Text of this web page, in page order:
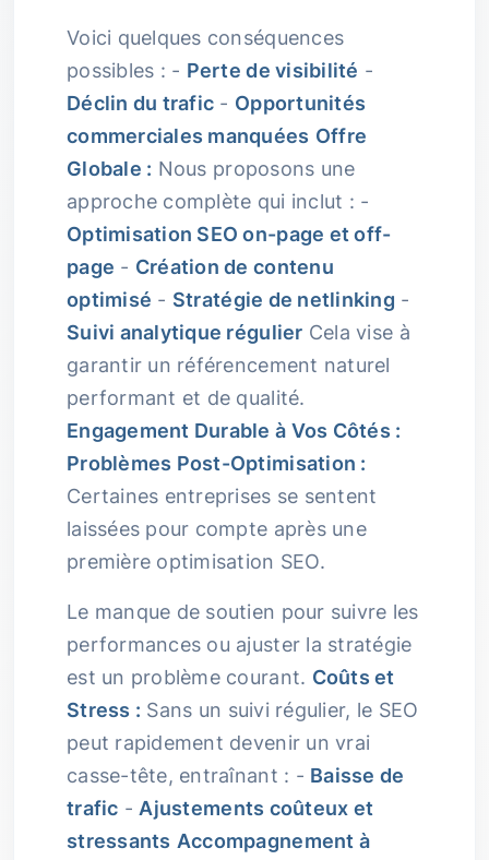
Voici quelques conséquences
possibles : - Perte de visibilité -
Déclin du trafic - Opportunités
commerciales manquées Offre
Globale : Nous proposons une
approche complète qui inclut : -
Optimisation SEO on-page et off-
page - Création de contenu
optimisé - Stratégie de netlinking -
Suivi analytique régulier Cela vise à
garantir un référencement naturel
performant et de qualité.
Engagement Durable à Vos Côtés :
Problèmes Post-Optimisation :
Certaines entreprises se sentent
laissées pour compte après une
première optimisation SEO.
Le manque de soutien pour suivre les
performances ou ajuster la stratégie
est un problème courant. Coûts et
Stress : Sans un suivi régulier, le SEO
peut rapidement devenir un vrai
casse-tête, entraînant : - Baisse de
trafic - Ajustements coûteux et
stressants Accompagnement à